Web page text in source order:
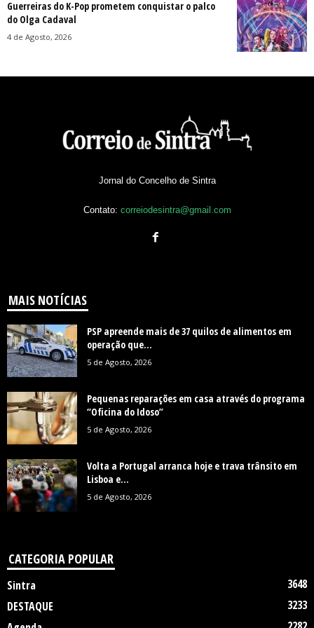
Guerreiras do K-Pop prometem conquistar o palco
do Olga Cadaval
4 de Agosto, 2026
Jornal do Concelho de Sintra
Contato: correiodesintra@gmail.com
MAIS NOTÍCIAS
PSP apreende mais de 37 quilos de alimentos em
operação que...
5 de Agosto, 2026
Pequenas reparações em casa através do programa
“Oficina do Idoso”
5 de Agosto, 2026
Volta a Portugal arranca hoje e trava trânsito em
Lisboa e...
5 de Agosto, 2026
CATEGORIA POPULAR
Sintra
3648
DESTAQUE
3233